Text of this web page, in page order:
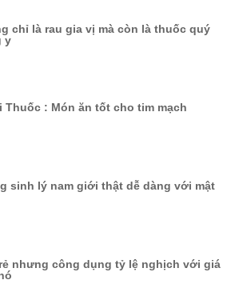
chỉ là rau gia vị mà còn là thuốc quý
y
Thuốc : Món ăn tốt cho tim mạch
sinh lý nam giới thật dễ dàng với mật
nhưng công dụng tỷ lệ nghịch với giá